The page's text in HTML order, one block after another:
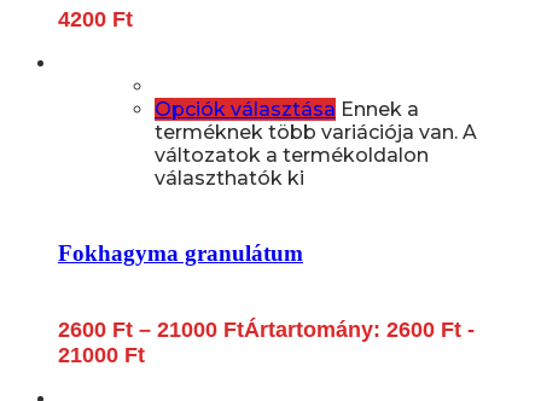
4200 Ft
Opciók választása Ennek a
terméknek több variációja van. A
változatok a termékoldalon
választhatók ki
Fokhagyma granulátum
2600 Ft – 21000 FtÁrtartomány: 2600 Ft -
21000 Ft